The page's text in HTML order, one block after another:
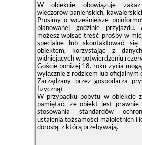
W obiekcie obowiązuje zakaz
wieczorów panieńskich,
Prosimy o wcześniejsze
planowanej godzinie
możesz wpisać treść prośby w
specjalne lub skontaktować się
obiektem, korzystając z
widniejących w potwierdzeniu
Goście poniżej 18. roku życia
wyłącznie z rodzicem lub oficjalnym
Zarządzany przez gospodarza
fizyczną)
W przypadku pobytu w obiekcie
pamiętać, że obiekt jest prawnie
stosowania standardów
ustalenia tożsamości małoletnich i
dorosłą, z którą przebywają.